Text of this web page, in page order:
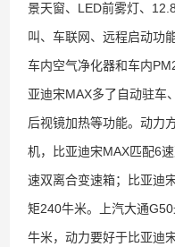
景天窗、LED前雾灯、
叫、车联网、远程启动功
车内空气净化器和车内
亚迪宋MAX多了自动驻车
后视镜加热等功能。动力
机，比亚迪宋MAX匹配6
速双离合变速箱；比亚迪
矩240牛米。上汽大通
牛米，动力要好于比亚迪宋